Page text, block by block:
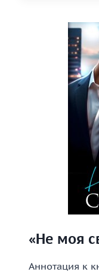
«Не моя
Аннотация к